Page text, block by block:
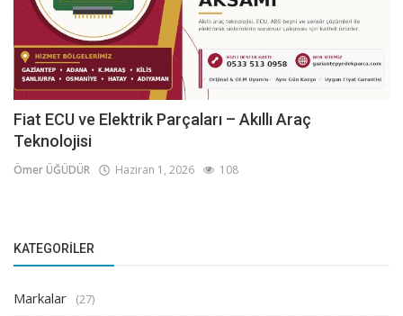
Fiat ECU ve Elektrik Parçaları – Akıllı Araç
Teknolojisi
Ömer ÜĞÜDÜR Haziran 1, 2026 108
KATEGORILER
Markalar (27)